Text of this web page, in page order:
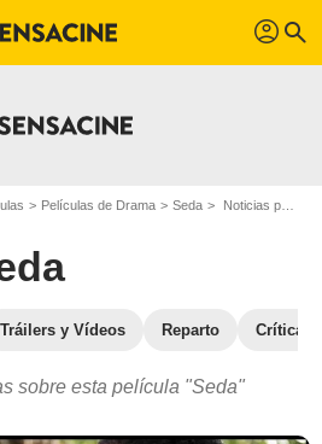
profil search
Películas de Drama Seda Noticias para Seda
Tráilers y Vídeos Reparto Críticas
sobre esta película "Seda"